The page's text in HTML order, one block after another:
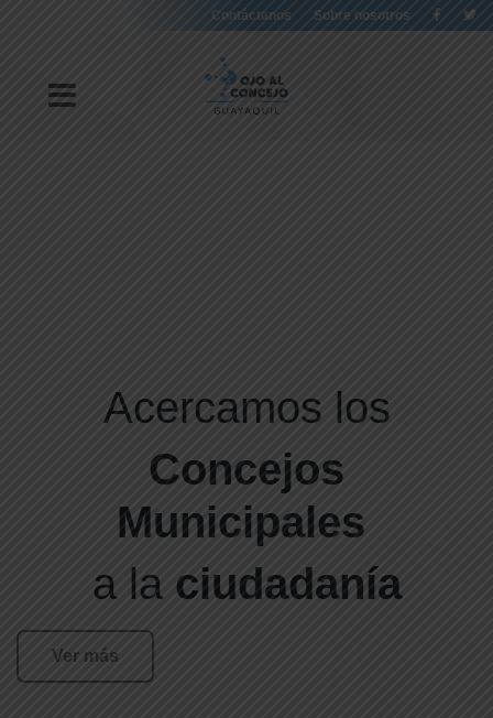
Contáctanos Sobre nosotros
Acercamos los
Concejos
Municipales
a la ciudadanía
Ver más